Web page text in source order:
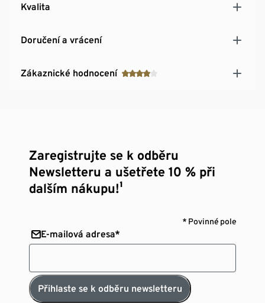
Kvalita
Doručení a vrácení
Zákaznické hodnocení
Zaregistrujte se k odběru
Newsletteru a ušetřete 10 % při
dalším nákupu!¹
* Povinné pole
E-mailová adresa*
Přihlaste se k odběru newsletteru